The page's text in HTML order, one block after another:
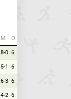
М О
8-0 6
5-1 6
6-3 6
4-2 6